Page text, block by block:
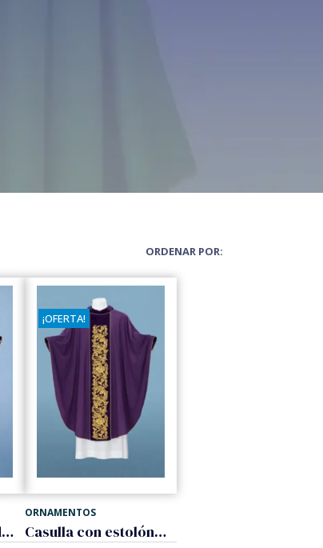
ORDENAR POR:
Casulla con bordado Chi-Rho
¡OFERTA!
ORNAMENTOS
Casulla con estolón bordado